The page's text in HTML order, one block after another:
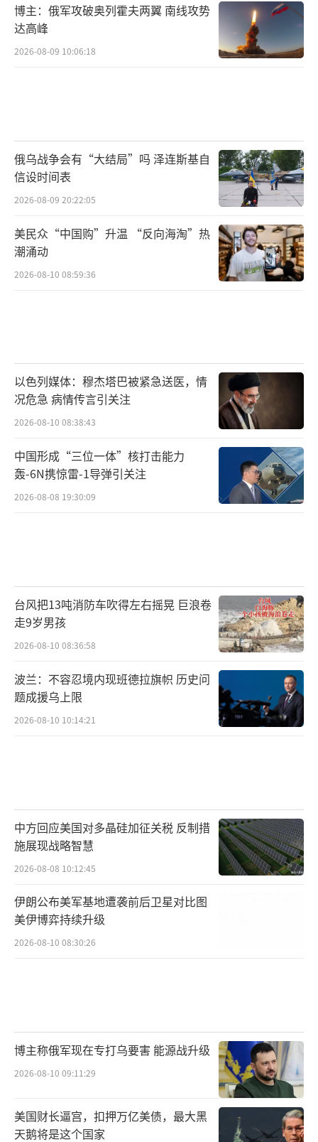
博主：俄军攻破奥列霍夫两翼 南线攻势
达高峰
2026-08-09 10:06:18
俄乌战争会有“大结局”吗 泽连斯基自
信设时间表
2026-08-09 20:22:05
美民众“中国购”升温 “反向海淘”热
潮涌动
2026-08-10 08:59:36
以色列媒体：穆杰塔巴被紧急送医，情
况危急 病情传言引关注
2026-08-10 08:38:43
中国形成“三位一体”核打击能力
轰-6N携惊雷-1导弹引关注
2026-08-08 19:30:09
台风把13吨消防车吹得左右摇晃 巨浪卷
走9岁男孩
2026-08-10 08:36:58
波兰：不容忍境内现班德拉旗帜 历史问
题成援乌上限
2026-08-10 10:14:21
中方回应美国对多晶硅加征关税 反制措
施展现战略智慧
2026-08-08 10:12:45
伊朗公布美军基地遭袭前后卫星对比图
美伊博弈持续升级
2026-08-10 08:30:26
博主称俄军现在专打乌要害 能源战升级
2026-08-10 09:11:29
美国财长逼宫，扣押万亿美债，最大黑
天鹅将是这个国家